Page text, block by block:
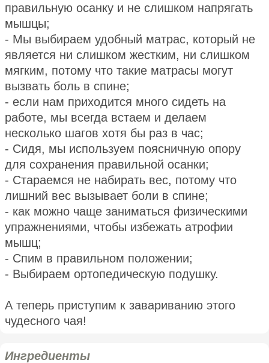
правильную осанку и не слишком напрягать
мышцы;
- Мы выбираем удобный матрас, который не
является ни слишком жестким, ни слишком
мягким, потому что такие матрасы могут
вызвать боль в спине;
- если нам приходится много сидеть на
работе, мы всегда встаем и делаем
несколько шагов хотя бы раз в час;
- Сидя, мы используем поясничную опору
для сохранения правильной осанки;
- Стараемся не набирать вес, потому что
лишний вес вызывает боли в спине;
- как можно чаще заниматься физическими
упражнениями, чтобы избежать атрофии
мышц;
- Спим в правильном положении;
- Выбираем ортопедическую подушку.
А теперь приступим к завариванию этого
чудесного чая!
Ингредиенты